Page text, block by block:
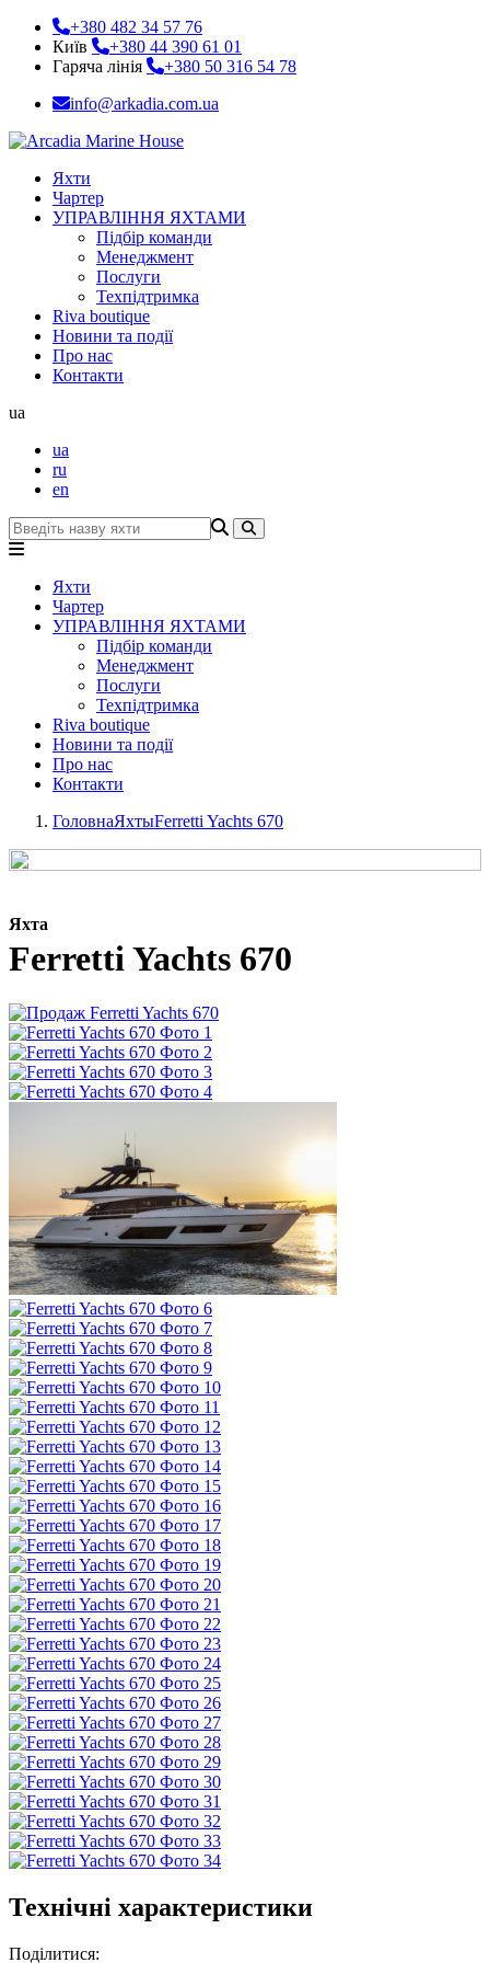
+380 482 34 57 76
Київ
+380 44 390 61 01
Гаряча лінія
+380 50 316 54 78
info@arkadia.com.ua
Яхти
Чартер
УПРАВЛІННЯ ЯХТАМИ
Підбір команди
Менеджмент
Послуги
Техпідтримка
Riva boutique
Новини та події
Про нас
Контакти
ua
ua
ru
en
Яхти
Чартер
УПРАВЛІННЯ ЯХТАМИ
Підбір команди
Менеджмент
Послуги
Техпідтримка
Riva boutique
Новини та події
Про нас
Контакти
ГоловнаЯхтыFerretti Yachts 670
Яхта
Ferretti Yachts 670
Технічні характеристики
Поділитися: